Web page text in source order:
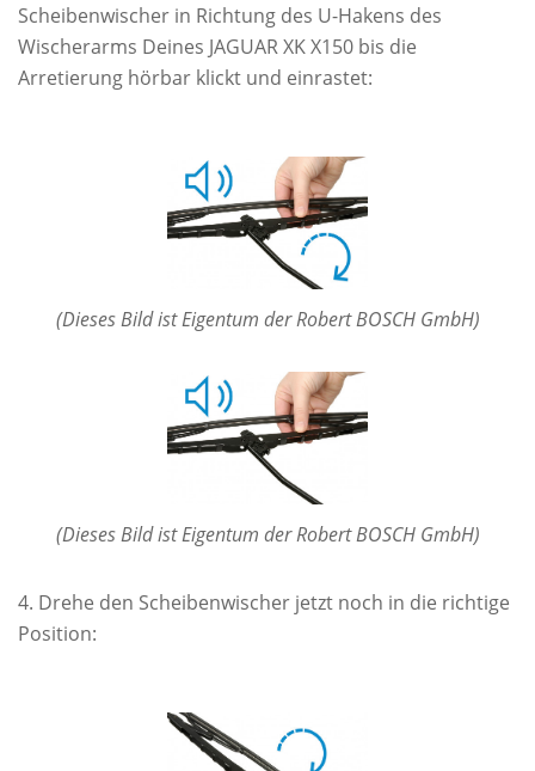
Scheibenwischer in Richtung des U-Hakens des
Wischerarms Deines JAGUAR XK X150 bis die
Arretierung hörbar klickt und einrastet:
(Dieses Bild ist Eigentum der Robert BOSCH GmbH)
(Dieses Bild ist Eigentum der Robert BOSCH GmbH)
Drehe den Scheibenwischer jetzt noch in die richtige
Position: